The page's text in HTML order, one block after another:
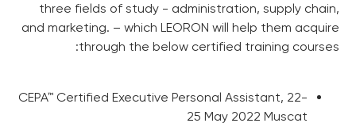
three fields of study - administration, supply chain,
and marketing. – which LEORON will help them acquire
through the below certified training courses:
CEPA™ Certified Executive Personal Assistant, 22-
25 May 2022 Muscat